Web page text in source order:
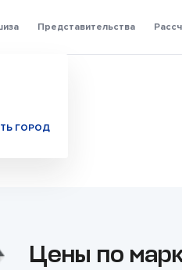
ГОРОД
Представительства
Цены по